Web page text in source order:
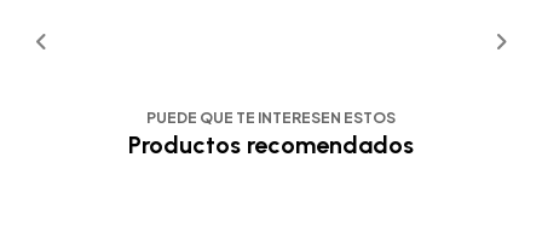
PUEDE QUE TE INTERESEN ESTOS
Productos recomendados